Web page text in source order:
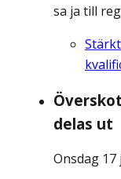
sa ja till
delas ut
Onsdag 17